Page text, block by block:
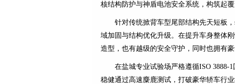
核结构防护与神盾电池安全系统，构筑起
针对传统掀背车型尾部结构先天短板
域加固与结构优化升级。在提升车身整体
造型，也有越级的安全守护，同时也拥有豪
在盐城专业试验场严格遵循ISO 3888-
稳健通过高速麋鹿测试，打破豪华轿车行